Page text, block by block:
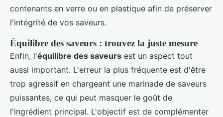
contenants en verre ou en plastique afin de préserver
l'intégrité de vos saveurs.
Équilibre des saveurs : trouvez la juste mesure
Enfin, l'équilibre des saveurs est un aspect tout
aussi important. L'erreur la plus fréquente est d'être
trop agressif en chargeant une marinade de saveurs
puissantes, ce qui peut masquer le goût de
l'ingrédient principal. L'objectif est de complémenter